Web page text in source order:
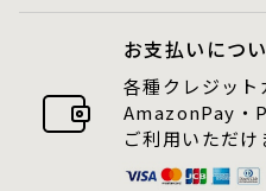
お支払いにつ
各種クレジット
AmazonPay・
ご利用いただけ